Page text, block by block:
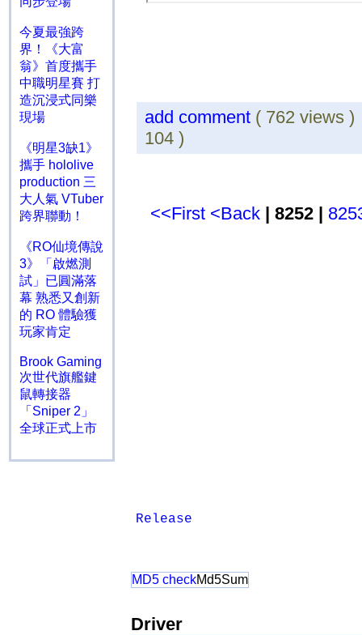
今夏最強跨
界！《大富
翁》首度攜手
中職明星賽 打
造沉浸式同樂
現場
《明星3缺1》
攜手 hololive
production 三
大人氣 VTuber
跨界聯動！
《RO仙境傳說
3》「啟燃測
試」已圓滿落
幕 熟悉又創新
的 RO 體驗獲
玩家肯定
Brook Gaming
次世代旗艦鍵
鼠轉接器
「Sniper 2」
全球正式上市
add comment ( 762
104 )
<<First <Back | 8252 |
Release
MD5 checkMd5Sum
Driver